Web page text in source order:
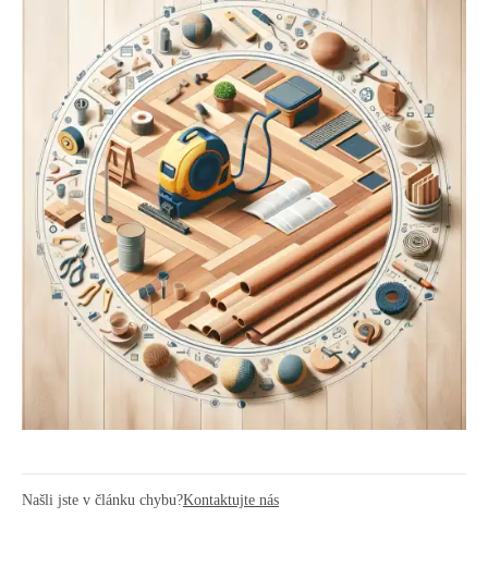
Našli jste v článku chybu?Kontaktujte nás